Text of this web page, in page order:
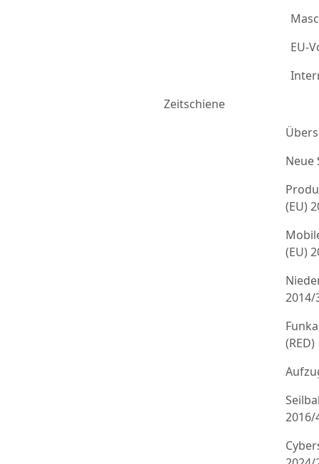
EU-
Zeitschiene
Neue
(EU)
(EU)
2014/
(RED)
2016/